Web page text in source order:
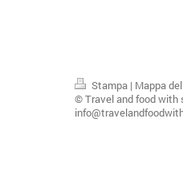
Stampa | Mappa
© Travel and food with